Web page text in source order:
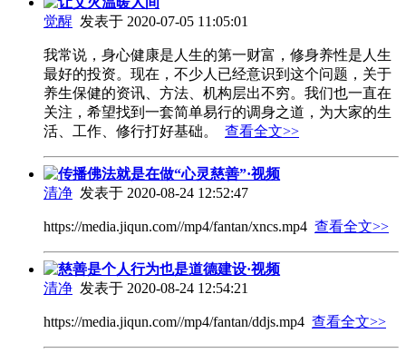
觉醒 发表于 2020-07-05 11:05:01
我常说，身心健康是人生的第一财富，修身养性是人生
最好的投资。现在，不少人已经意识到这个问题，关于
养生保健的资讯、方法、机构层出不穷。我们也一直在
关注，希望找到一套简单易行的调身之道，为大家的生
活、工作、修行打好基础。 查看全文>>
传播佛法就是在做“心灵慈善”·视频
清净 发表于 2020-08-24 12:52:47
https://media.jiqun.com//mp4/fantan/xncs.mp4 查看全文>>
慈善是个人行为也是道德建设·视频
清净 发表于 2020-08-24 12:54:21
https://media.jiqun.com//mp4/fantan/ddjs.mp4 查看全文>>